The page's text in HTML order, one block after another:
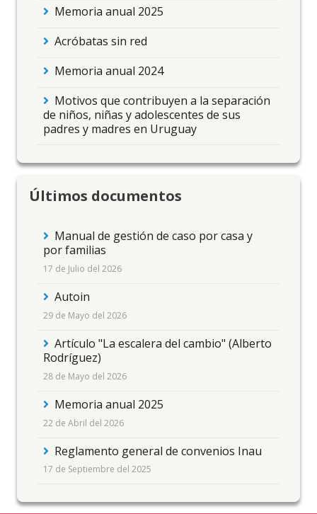
Memoria anual 2025
Acróbatas sin red
Memoria anual 2024
Motivos que contribuyen a la separación
de niños, niñas y adolescentes de sus
padres y madres en Uruguay
Últimos documentos
Manual de gestión de caso por casa y
por familias
17 de Julio del 2026
Autoin
29 de Mayo del 2026
Artículo "La escalera del cambio" (Alberto
Rodríguez)
28 de Mayo del 2026
Memoria anual 2025
22 de Abril del 2026
Reglamento general de convenios Inau
17 de Septiembre del 2025